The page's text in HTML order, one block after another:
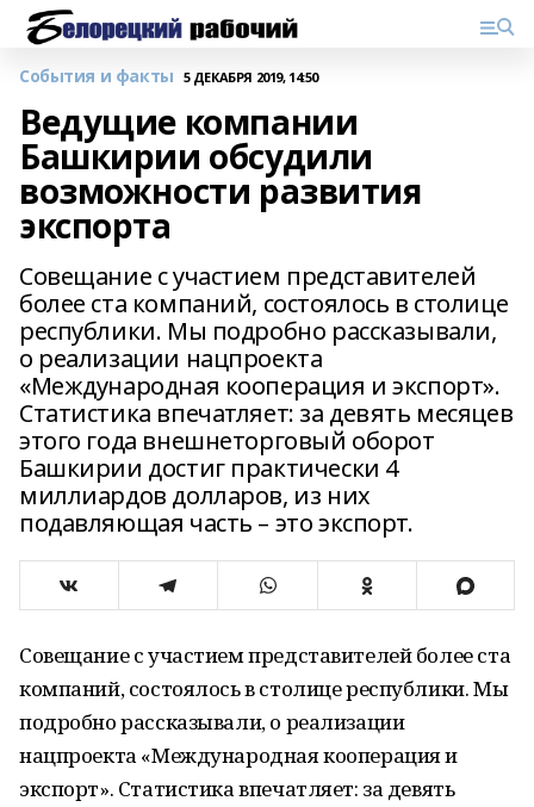
События и факты 5 ДЕКАБРЯ 2019, 14:50
Ведущие компании
Башкирии обсудили
возможности развития
экспорта
Совещание с участием представителей
более ста компаний, состоялось в столице
республики. Мы подробно рассказывали,
о реализации нацпроекта
«Международная кооперация и экспорт».
Статистика впечатляет: за девять месяцев
этого года внешнеторговый оборот
Башкирии достиг практически 4
миллиардов долларов, из них
подавляющая часть – это экспорт.
Совещание с участием представителей более ста
компаний, состоялось в столице республики. Мы
подробно рассказывали, о реализации
нацпроекта «Международная кооперация и
экспорт». Статистика впечатляет: за девять